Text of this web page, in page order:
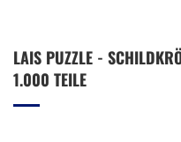
Anfang
der
LAIS PUZZLE -
1.000 TEILE